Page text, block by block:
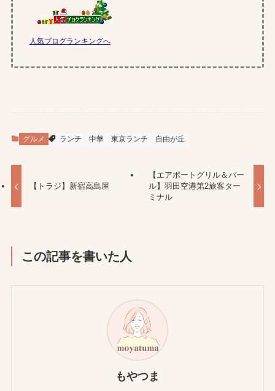
人気ブログランキングへ
グルメ ランチ 中華 東京ランチ 自由が丘
【トラジ】新宿高島屋
【エアポートグリル＆バー
ル】羽田空港第2旅客ター
ミナル
この記事を書いた人
もやつま